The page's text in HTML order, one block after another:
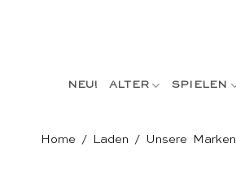
NEU! ALTER SPIELEN
Home / Laden / Unsere Marken